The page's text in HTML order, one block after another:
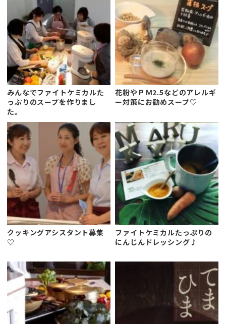
みんなでファイトケミカルた
っぷりのスープを作りまし
た。
花粉やＰＭ2.5などのアレルギ
ー対策にお勧めスープ♡
クッキングアシスタント募集
♡
ファイトケミカルたっぷりの
にんじんドレッシング♪